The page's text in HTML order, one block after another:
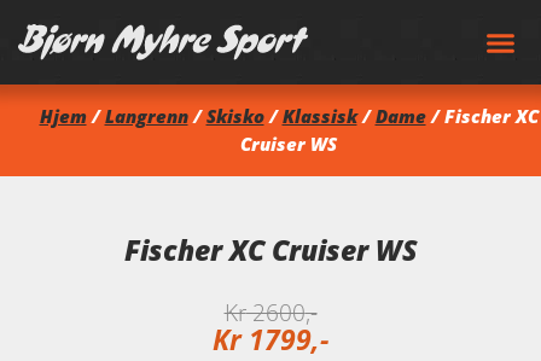
Hjem/Langrenn/Skisko/Klassisk/Dame/ Fischer XC
Cruiser WS
Fischer XC Cruiser WS
Kr2600
Kr1799